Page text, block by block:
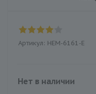
Артикул: HEM-6161-E
Нет в наличии